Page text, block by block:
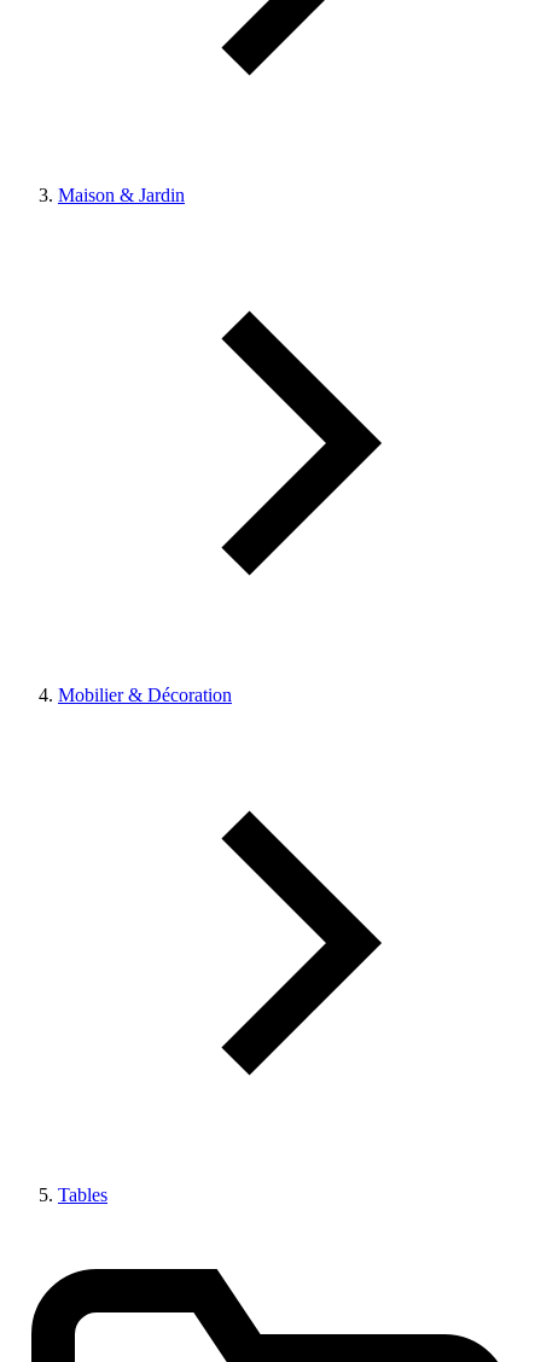
Maison & Jardin
Mobilier & Décoration
Tables